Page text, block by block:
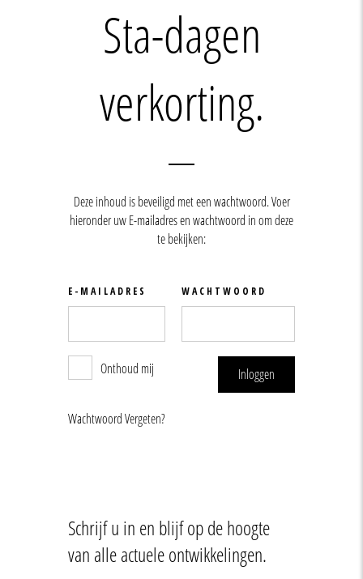
Sta-dagen
verkorting.
Deze inhoud is beveiligd met een wachtwoord. Voer
hieronder uw E-mailadres en wachtwoord in om deze
te bekijken:
Vergeten?
Onthoud mij Inloggen
Schrijf u in en blijf op de hoogte
van alle actuele ontwikkelingen.